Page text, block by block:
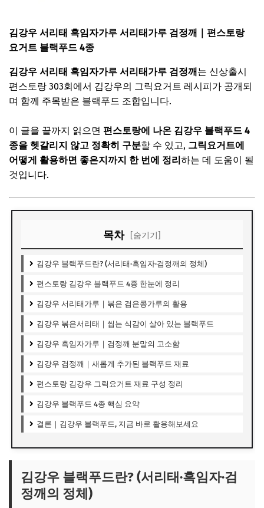
김강우 서리태 흑임자가루 서리태가루 검정깨｜편스토랑
요거트 블랙푸드 4종
김강우 서리태 흑임자가루 서리태가루 검정깨는 신상출시
편스토랑 303회에서 김강우의 그릭요거트 레시피가 공개되
며 함께 주목받은 블랙푸드 조합입니다.
이 글을 끝까지 읽으면 편스토랑에 나온 김강우 블랙푸드 4
종을 헷갈리지 않고 정확히 구분할 수 있고, 그릭요거트에
어떻게 활용하면 좋은지까지 한 번에 정리하는 데 도움이 될
것입니다.
목차 [숨기기]
김강우 블랙푸드란? (서리태·흑임자·검정깨의 정체)
편스토랑 김강우 블랙푸드 4종 한눈에 정리
김강우 서리태가루｜볶은 검은콩가루의 활용
김강우 볶은서리태｜씹는 식감이 살아 있는 블랙푸드
김강우 흑임자가루｜검정깨 분말의 고소함
김강우 검정깨｜새롭게 추가된 블랙푸드 재료
편스토랑 김강우 그릭요거트 재료 구성 정리
김강우 블랙푸드 4종 핵심 요약
결론｜김강우 블랙푸드, 지금 바로 활용해보세요
김강우 블랙푸드란? (서리태·흑임자·검
정깨의 정체)